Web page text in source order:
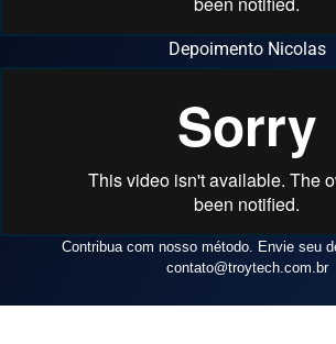
Depoimento Nicolas
Contribua com nosso método. Envie seu
contato@troytech.com.br